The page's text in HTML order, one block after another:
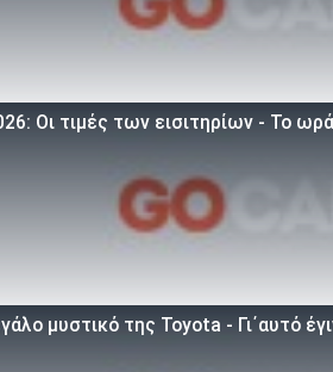
Οι τιμές των εισιτηρίων - Το
μυστικό της Toyota - Γι΄αυτό